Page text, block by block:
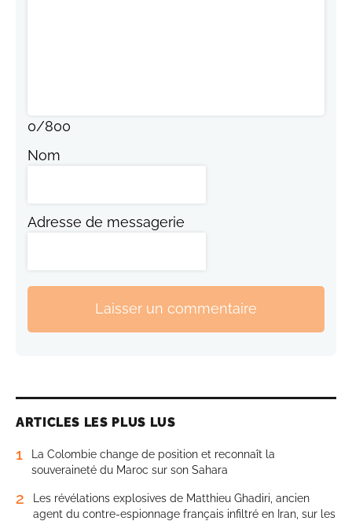
0/800
Nom
Adresse de messagerie
Laisser un commentaire
ARTICLES LES PLUS LUS
1
La Colombie change de position et reconnaît la
souveraineté du Maroc sur son Sahara
2
Les révélations explosives de Matthieu Ghadiri, ancien
agent du contre-espionnage français infiltré en Iran, sur les